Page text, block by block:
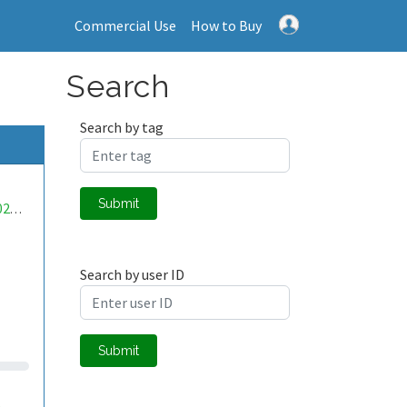
Commercial Use How to Buy
mwa0000021481291
Search
Search by tag
Submit
Search by user ID
Submit